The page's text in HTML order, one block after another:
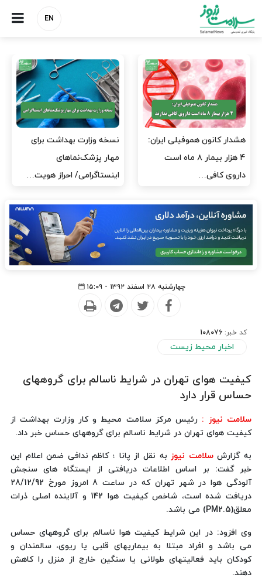
EN
ایران:
بیمار ۸ ماه است
نسخه وزارت بهداشت برای
مهار پزشک‌نماهای
اینستاگرامی/ احراز هویت…
مدیران پرستاری
پرستاران باشند،
چهارشنبه ۲۸ اسفند ۱۳۹۲ - ۱۵:۰۹
کد خبر: 108076
اخبار محیط زیست
كیفیت هوای تهران در شرایط ناسالم برای گروههای
حساس قرار دارد
سلامت نیوز : رئیس مرکز سلامت محیط و کار وزارت بهداشت از
كیفیت هوای تهران در شرایط ناسالم برای گروههای حساس خبر داد.
به گزارشسلامت نیوز به نقل از پانا ؛ کاظم ندافی ضمن اعلام این
خبر گفت: بر اساس اطلاعات دریافتی از ایستگاه های سنجش
آلودگی هوا در شهر تهران كه در ساعت 8 امروز مورخ 28/12/92
دریافت شده است، شاخص كیفیت هوا 142 و آلاینده اصلی ذرات
معلق(PM2.5) می باشد.
وی افزود: در این شرایط كیفیت هوا ناسالم برای گروههای حساس
می باشد و افراد مبتلا به بیماریهای قلبی یا ریوی، سالمندان و
كودكان باید فعالیتهای طولانی یا سنگین خارج از منزل را كاهش
دهند.